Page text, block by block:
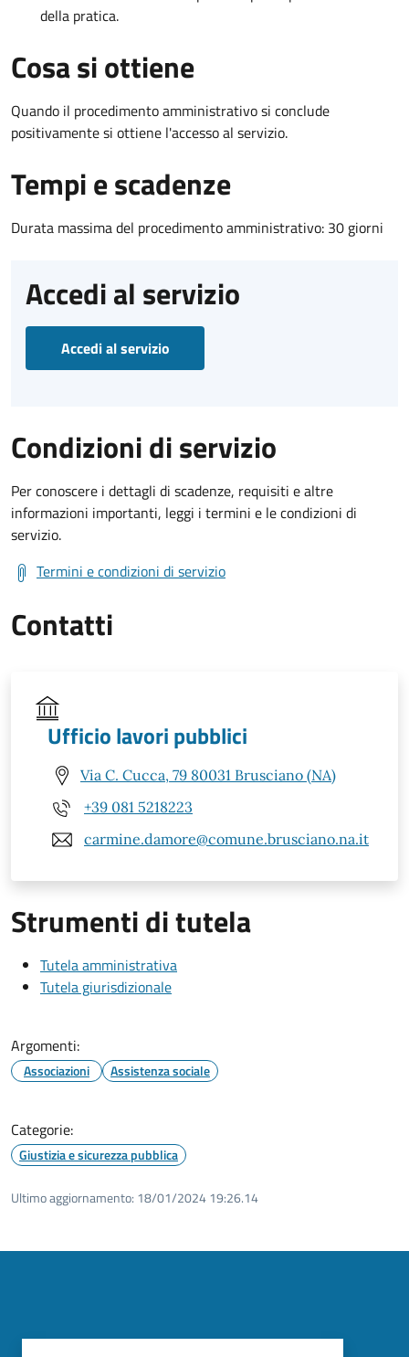
della pratica.
Cosa si ottiene
Quando il procedimento amministrativo si conclude
positivamente si ottiene l'accesso al servizio.
Tempi e scadenze
Durata massima del procedimento amministrativo: 30 giorni
Accedi al servizio
Accedi al servizio
Condizioni di servizio
Per conoscere i dettagli di scadenze, requisiti e altre
informazioni importanti, leggi i termini e le condizioni di
servizio.
Termini e condizioni di servizio
Contatti
Ufficio lavori pubblici
Via C. Cucca, 79 80031 Brusciano (NA)
+39 081 5218223
carmine.damore@comune.brusciano.na.it
Strumenti di tutela
Tutela amministrativa
Tutela giurisdizionale
Argomenti:
Associazioni Assistenza sociale
Categorie:
Giustizia e sicurezza pubblica
Ultimo aggiornamento: 18/01/2024 19:26.14